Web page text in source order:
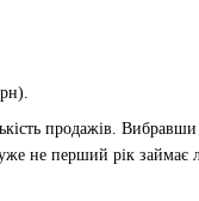
продажів. Вибравши
не перший рік займає